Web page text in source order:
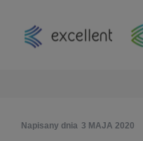
Napisany dnia 3 MAJA 2020